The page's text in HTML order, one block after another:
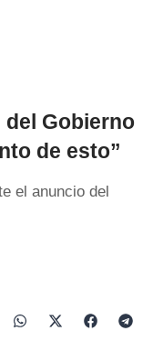
del Gobierno
de esto”
el anuncio del